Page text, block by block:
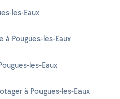
les-Eaux
Pougues-les-Eaux
les-Eaux
à Pougues-les-Eaux